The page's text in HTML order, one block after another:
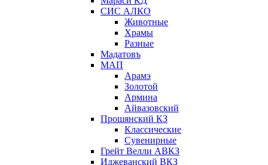
СИС АЛКО
Животные
Храмы
Разные
Мадатовъ
МАП
Арамэ
Золотой
Армина
Айвазовский
Прошянский КЗ
Классические
Сувенирные
Грейт Велли АВКЗ
Иджеванский ВКЗ